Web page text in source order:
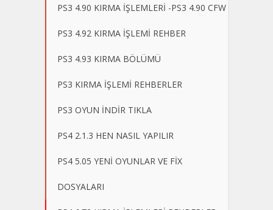
PS3 4.90 KIRMA İŞLEMLERİ -PS3 4.90 CFW
PS3 4.92 KIRMA İŞLEMİ REHBER
PS3 4.93 KIRMA BÖLÜMÜ
PS3 KIRMA İŞLEMİ REHBERLER
PS3 OYUN İNDİR TIKLA
PS4 2.1.3 HEN NASIL YAPILIR
PS4 5.05 YENİ OYUNLAR VE FİX
DOSYALARI